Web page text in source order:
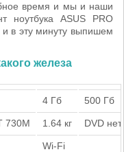
время и мы и наши
ноутбука ASUS PRO
в эту минуту выпишем
железа
4 Гб 500 Гб
730M 1.64 кг DVD нет
Wi-Fi